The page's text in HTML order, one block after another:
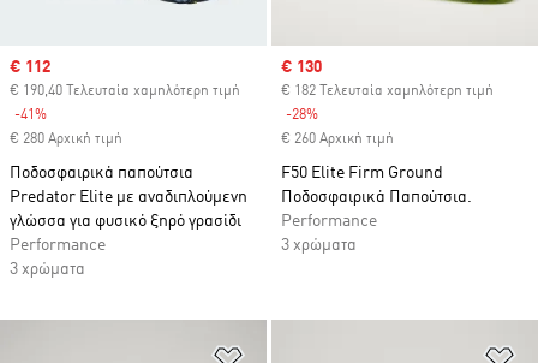
Sale price
€ 112
€ 190,40 Τελευταία χαμηλότερη τιμή
-41%
€ 280 Αρχική τιμή
Ποδοσφαιρικά παπούτσια
Predator Elite με αναδιπλούμενη
γλώσσα για φυσικό ξηρό γρασίδι
Performance
3 χρώματα
Sale price
€ 130
€ 182 Τελευταία χαμηλότερη τιμή
-28%
€ 260 Αρχική τιμή
F50 Elite Firm Ground
Ποδοσφαιρικά Παπούτσια.
Performance
3 χρώματα
Προσθήκη στη Λίστα Επιθυμιών